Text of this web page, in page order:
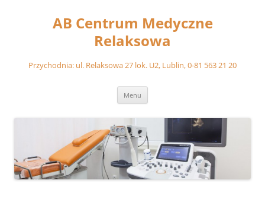
AB Centrum Medyczne
Relaksowa
Przychodnia: ul. Relaksowa 27 lok. U2, Lublin, 0-81 563 21 20
Menu